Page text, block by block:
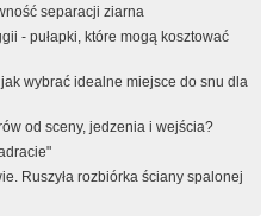
separacji ziarna
- pułapki, które mogą kosztować
wybrać idealne miejsce do snu dla
od sceny, jedzenia i wejścia?
Ruszyła rozbiórka ściany spalonej